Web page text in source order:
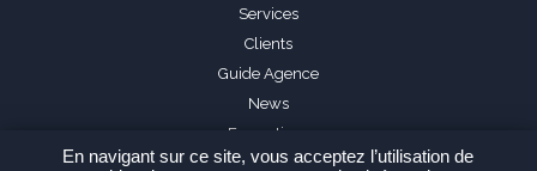
Services
Clients
Guide Agence
News
Formations
FAQ
En navigant sur ce site, vous acceptez l’utilisation de